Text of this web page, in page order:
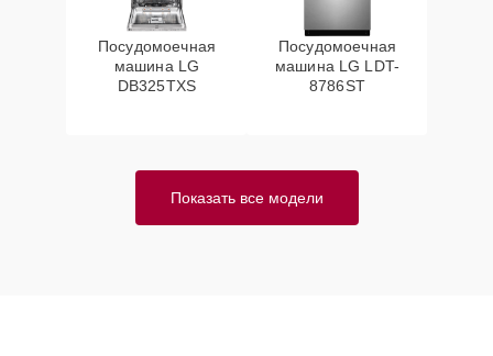
Посудомоечная
машина LG
DB325TXS
Посудомоечная
машина LG LDT-
8786ST
Показать все модели